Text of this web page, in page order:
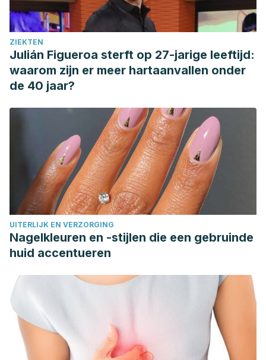
ZIEKTEN
Julián Figueroa sterft op 27-jarige leeftijd:
waarom zijn er meer hartaanvallen onder
de 40 jaar?
UITERLIJK EN VERZORGING
Nagelkleuren en -stijlen die een gebruinde
huid accentueren